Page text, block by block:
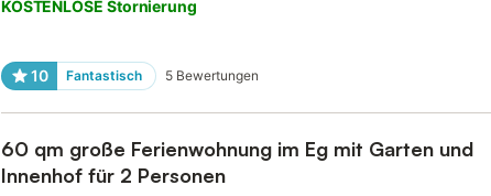
KOSTENLOSE Stornierung
10 Fantastisch 5 Bewertungen
60 qm große Ferienwohnung im Eg mit Garten und
Innenhof für 2 Personen